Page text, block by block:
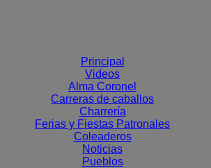
Principal
Videos
Alma Coronel
Carreras de caballos
Charrería
Ferias y Fiestas Patronales
Coleaderos
Noticias
Pueblos